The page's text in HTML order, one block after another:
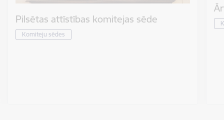
Pilsētas attīstības komitejas sēde
Komiteju sēdes